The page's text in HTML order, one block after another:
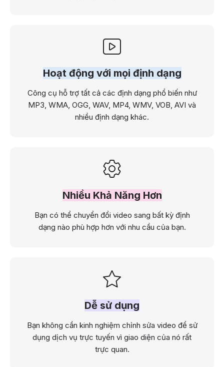
Hoạt động với mọi định dạng
Công cụ hỗ trợ tất cả các định dạng phổ biến như
MP3, WMA, OGG, WAV, MP4, WMV, VOB, AVI và
nhiều định dạng khác.
Nhiều Khả Năng Hơn
Bạn có thể chuyển đổi video sang bất kỳ định
dạng nào phù hợp hơn với nhu cầu của bạn.
Dễ sử dụng
Bạn không cần kinh nghiệm chỉnh sửa video để sử
dụng dịch vụ trực tuyến vì giao diện của nó rất
trực quan.